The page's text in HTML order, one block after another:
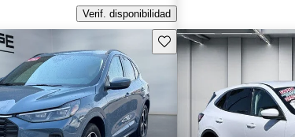
Verif. disponibilidad
Guarda este Aviso